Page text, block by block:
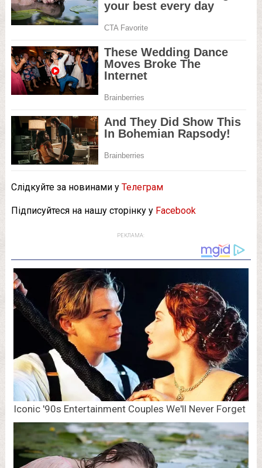
Слідкуйте за новинами у Телеграм
Підписуйтеся на нашу сторінку у Facebook
РЕКЛАМА: